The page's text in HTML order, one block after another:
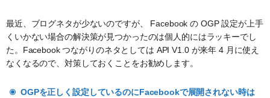
最近、ブログネタが少ないのですが、 Facebook の OGP 設定が上手
くいかない場合の解決策が見つかったのは個人的にはラッキーでし
た。Facebook つながりのネタとしては API V1.0 が来年 4 月に使え
なくなるので、対策しておくことをお勧めします。
OGPを正しく設定しているのにFacebookで展開されない時は